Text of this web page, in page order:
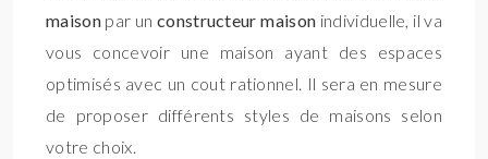
maisonpar un constructeur maison individuelle, il va
vous concevoir une maison ayant des espaces
optimisés avec un cout rationnel. Il sera en mesure
de proposer différents styles de maisons selon
votre choix.